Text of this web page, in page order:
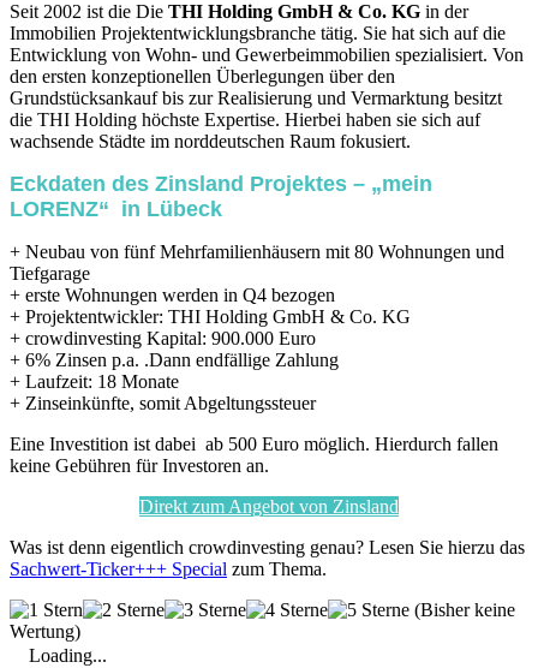
Seit 2002 ist die Die THI Holding GmbH & Co. KG in der
Immobilien Projektentwicklungsbranche tätig. Sie hat sich auf die
Entwicklung von Wohn- und Gewerbeimmobilien spezialisiert. Von
den ersten konzeptionellen Überlegungen über den
Grundstücksankauf bis zur Realisierung und Vermarktung besitzt
die THI Holding höchste Expertise. Hierbei haben sie sich auf
wachsende Städte im norddeutschen Raum fokusiert.
Eckdaten des Zinsland Projektes – „mein
LORENZ“ in Lübeck
+ Neubau von fünf Mehrfamilienhäusern mit 80 Wohnungen und
Tiefgarage
+ erste Wohnungen werden in Q4 bezogen
+ Projektentwickler: THI Holding GmbH & Co. KG
+ crowdinvesting Kapital: 900.000 Euro
+ 6% Zinsen p.a. .Dann endfällige Zahlung
+ Laufzeit: 18 Monate
+ Zinseinkünfte, somit Abgeltungssteuer
Eine Investition ist dabei ab 500 Euro möglich. Hierdurch fallen
keine Gebühren für Investoren an.
Direkt zum Angebot von Zinsland
Was ist denn eigentlich crowdinvesting genau? Lesen Sie hierzu das
Sachwert-Ticker+++ Special zum Thema.
(Bisher keine
Wertung)
Loading...